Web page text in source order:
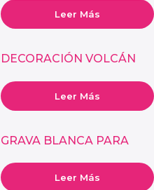
PARA ACUARIO
Leer Más
DECORACIÓN VOLCÁN
Leer Más
GRAVA BLANCA PARA
Leer Más